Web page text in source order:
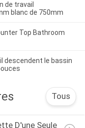
de travail
blanc de 750mm
Top Bathroom
descendent le bassin
Tous
D'une Seule